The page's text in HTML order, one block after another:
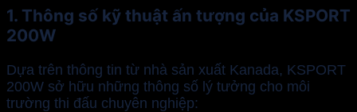
1. Thông số kỹ thuật ấn tượng của KSPORT
200W
Dựa trên thông tin từ nhà sản xuất Kanada, KSPORT
200W sở hữu những thông số lý tưởng cho môi
trường thi đấu chuyên nghiệp: